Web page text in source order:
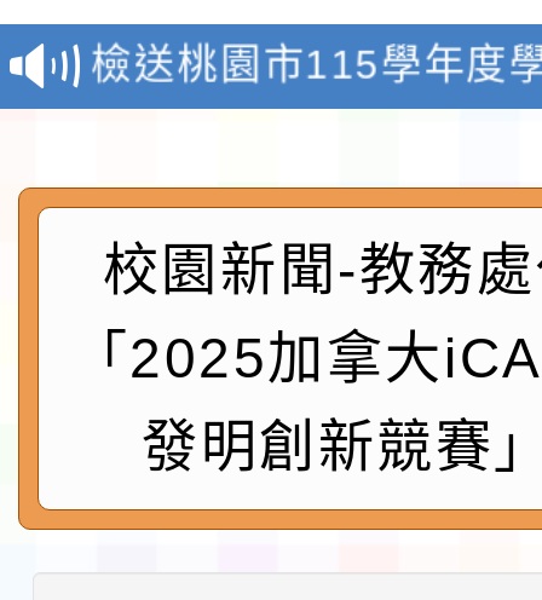
檢送桃園市115學年度
及師生本土語及新住民
實施要點各1份
115年食農教育專業人
程
函轉國家通訊傳播委員
鎮韌性（防空）演習－
速演練執行計畫」
「115年金融知識線上
法」
本校115學年度第1學
第3次招考代課鐘點教
告(不再辦理後續甄選)
檢送「桃園市115學年
賽實施要點」1份
本市「115學年度學生
校園新聞-教務
「2025加拿大
發明創新競賽